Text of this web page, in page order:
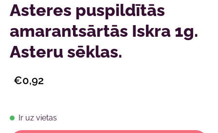
Asteres puspildītās
amarantsārtās Iskra 1g.
Asteru sēklas.
€0,92
Ir uz vietas